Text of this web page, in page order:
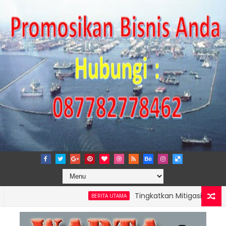
BERITA UTAMA
Tingkatkan Mitigasi Risiko, IPC
PERKUAT KAPASITAS TPK NILAM MELALUI PENAMBAHAN E-RTG